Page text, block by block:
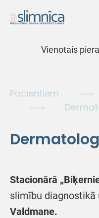
Vienotais
Pacientiem
Stacionārā
slimību diagnostikā
Valdmane.